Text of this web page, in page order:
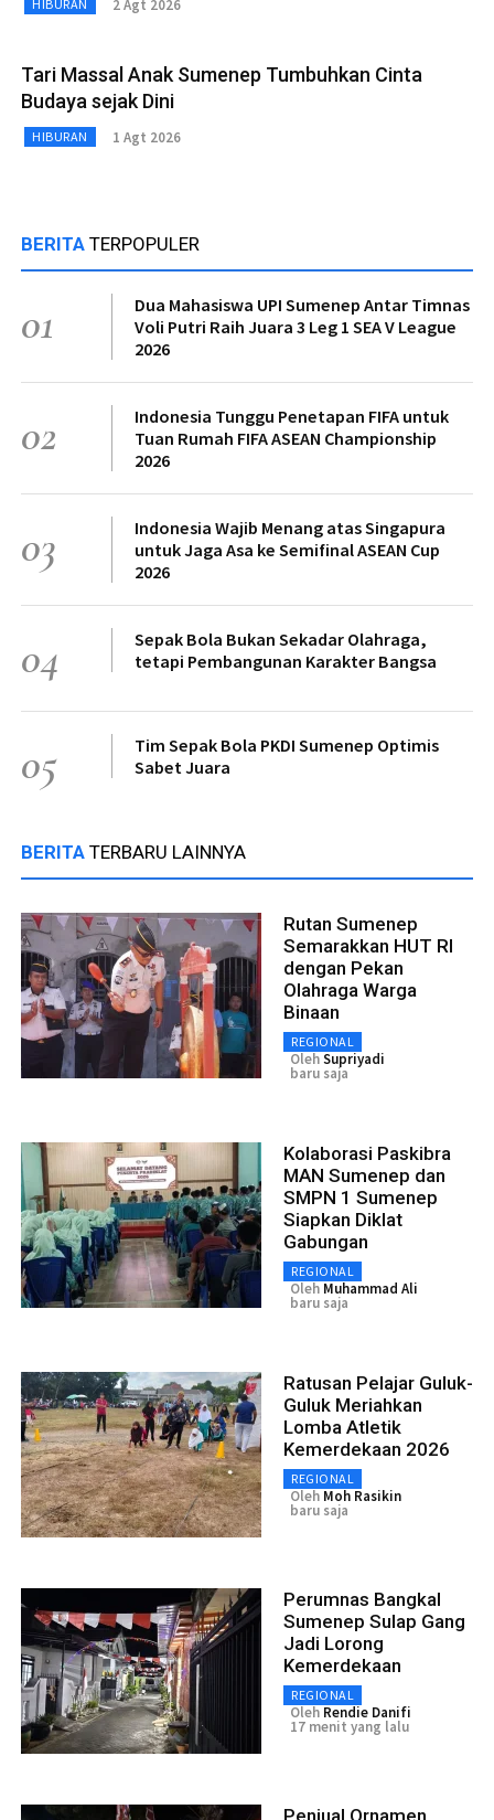
HIBURAN 2 Agt 2026
Tari Massal Anak Sumenep Tumbuhkan Cinta
Budaya sejak Dini
HIBURAN 1 Agt 2026
BERITA TERPOPULER
01
Dua Mahasiswa UPI Sumenep Antar Timnas
Voli Putri Raih Juara 3 Leg 1 SEA V League
2026
02
Indonesia Tunggu Penetapan FIFA untuk
Tuan Rumah FIFA ASEAN Championship
2026
03
Indonesia Wajib Menang atas Singapura
untuk Jaga Asa ke Semifinal ASEAN Cup
2026
04
Sepak Bola Bukan Sekadar Olahraga,
tetapi Pembangunan Karakter Bangsa
05
Tim Sepak Bola PKDI Sumenep Optimis
Sabet Juara
BERITA TERBARU LAINNYA
Rutan Sumenep
Semarakkan HUT RI
dengan Pekan
Olahraga Warga
Binaan
REGIONAL
OlehSupriyadi
baru saja
Kolaborasi Paskibra
MAN Sumenep dan
SMPN 1 Sumenep
Siapkan Diklat
Gabungan
REGIONAL
Oleh Muhammad Ali
baru saja
Ratusan Pelajar Guluk-
Guluk Meriahkan
Lomba Atletik
Kemerdekaan 2026
REGIONAL
Oleh Moh Rasikin
baru saja
Perumnas Bangkal
Sumenep Sulap Gang
Jadi Lorong
Kemerdekaan
REGIONAL
Oleh Rendie Danifi
17 menit yang lalu